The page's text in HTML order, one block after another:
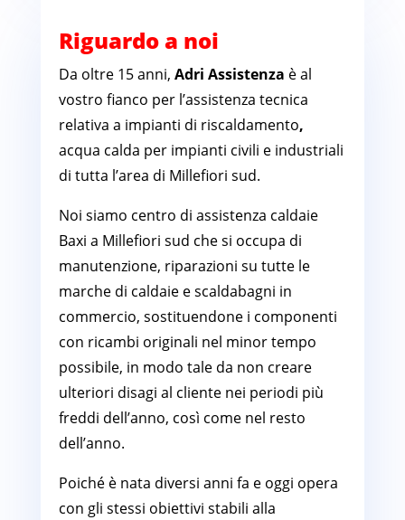
Riguardo a noi
Da oltre 15 anni, Adri Assistenza è al
vostro fianco per l’assistenza tecnica
relativa a impianti di riscaldamento,
acqua calda per impianti civili e industriali
di tutta l’area di Millefiori sud.
Noi siamo centro di assistenza caldaie
Baxi a Millefiori sud che si occupa di
manutenzione, riparazioni su tutte le
marche di caldaie e scaldabagni in
commercio, sostituendone i componenti
con ricambi originali nel minor tempo
possibile, in modo tale da non creare
ulteriori disagi al cliente nei periodi più
freddi dell’anno, così come nel resto
dell’anno.
Poiché è nata diversi anni fa e oggi opera
con gli stessi obiettivi stabili alla